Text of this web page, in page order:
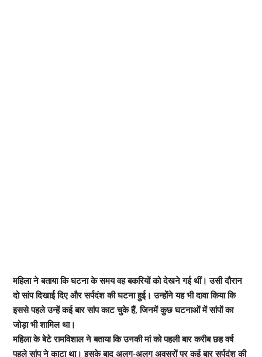
महिला ने बताया कि घटना के समय वह बकरियों को देखने गई थीं। उसी दौरान
दो सांप दिखाई दिए और सर्पदंश की घटना हुई। उन्होंने यह भी दावा किया कि
इससे पहले उन्हें कई बार सांप काट चुके हैं, जिनमें कुछ घटनाओं में सांपों का
जोड़ा भी शामिल था।
महिला के बेटे रामविशाल ने बताया कि उनकी मां को पहली बार करीब छह वर्ष
पहले सांप ने काटा था। इसके बाद अलग-अलग अवसरों पर कई बार सर्पदंश की